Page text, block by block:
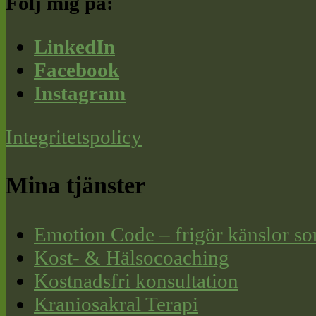
LinkedIn
Facebook
Instagram
Integritetspolicy
Mina tjänster
Emotion Code – frigör känslor
Kost- & Hälsocoaching
Kostnadsfri konsultation
Kraniosakral Terapi